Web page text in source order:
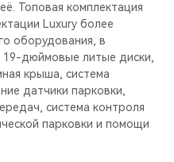
Топовая комплектация
Luxury более
оборудования, в
дюймовые литые диски,
крыша, система
датчики парковки,
система контроля
парковки и помощи